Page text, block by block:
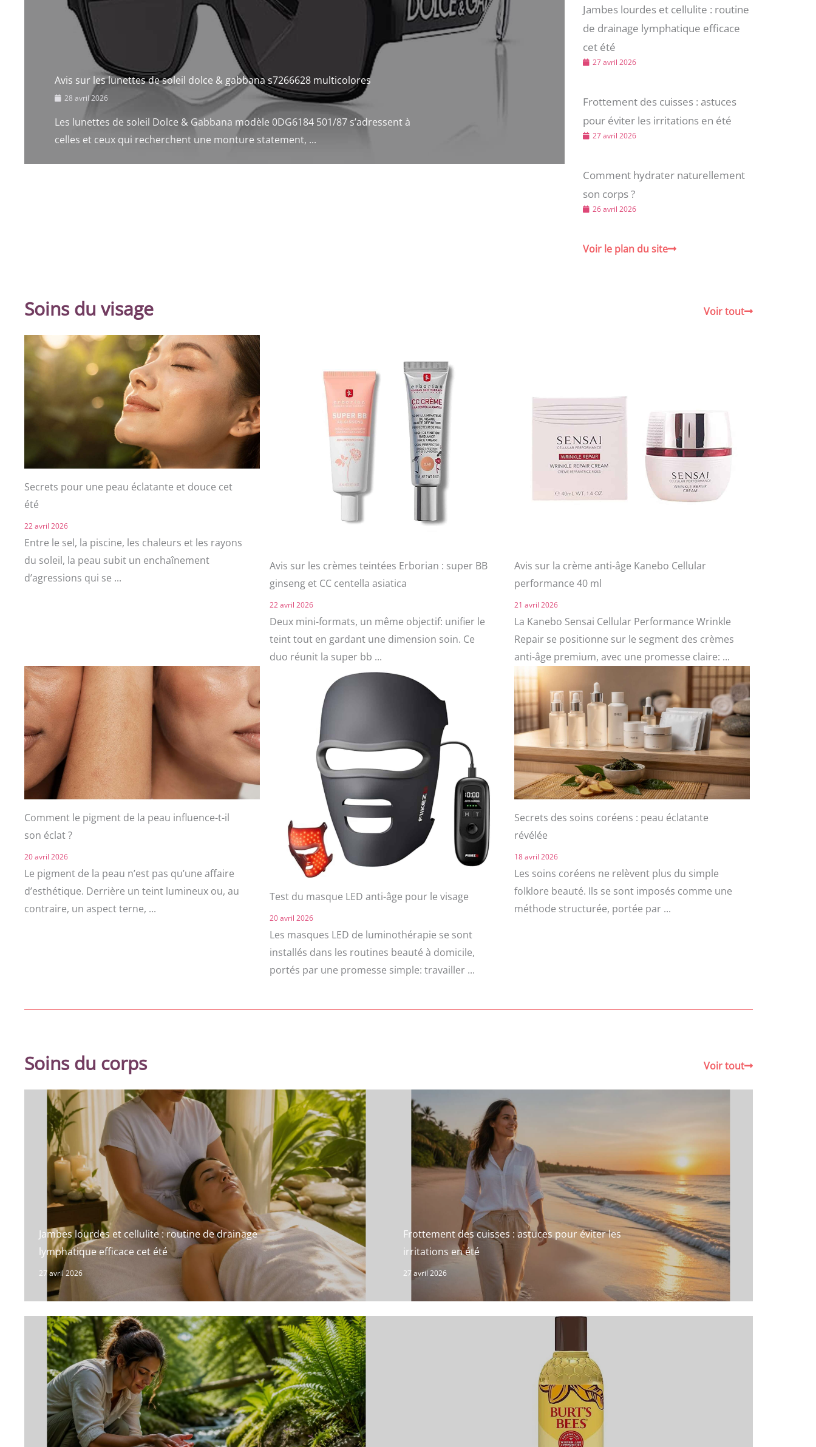
Avis sur les lunettes de soleil dolce & gabbana s7266628 multicolores
28 avril 2026
Les lunettes de soleil Dolce & Gabbana modèle 0DG6184 501/87 s’adressent à
celles et ceux qui recherchent une monture statement, ...
Jambes lourdes et cellulite : routine
de drainage lymphatique efficace
cet été
27 avril 2026
Frottement des cuisses : astuces
pour éviter les irritations en été
27 avril 2026
Comment hydrater naturellement
son corps ?
26 avril 2026
Voir le plan du site
Soins du visage Voir tout
Secrets pour une peau éclatante et douce cet
été
22 avril 2026
Entre le sel, la piscine, les chaleurs et les rayons
du soleil, la peau subit un enchaînement
d’agressions qui se ...
Avis sur les crèmes teintées Erborian : super BB
ginseng et CC centella asiatica
22 avril 2026
Deux mini-formats, un même objectif: unifier le
teint tout en gardant une dimension soin. Ce
duo réunit la super bb ...
Avis sur la crème anti-âge Kanebo Cellular
performance 40 ml
21 avril 2026
La Kanebo Sensai Cellular Performance Wrinkle
Repair se positionne sur le segment des crèmes
anti-âge premium, avec une promesse claire: ...
Comment le pigment de la peau influence-t-il
son éclat ?
20 avril 2026
Le pigment de la peau n’est pas qu’une affaire
d’esthétique. Derrière un teint lumineux ou, au
contraire, un aspect terne, ...
Test du masque LED anti-âge pour le visage
20 avril 2026
Les masques LED de luminothérapie se sont
installés dans les routines beauté à domicile,
portés par une promesse simple: travailler ...
Secrets des soins coréens : peau éclatante
révélée
18 avril 2026
Les soins coréens ne relèvent plus du simple
folklore beauté. Ils se sont imposés comme une
méthode structurée, portée par ...
Soins du corps Voir tout
Jambes lourdes et cellulite : routine de drainage
lymphatique efficace cet été
27 avril 2026
Frottement des cuisses : astuces pour éviter les
irritations en été
27 avril 2026